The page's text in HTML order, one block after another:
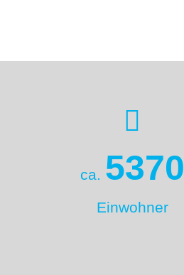
ca. 5370
Einwohner